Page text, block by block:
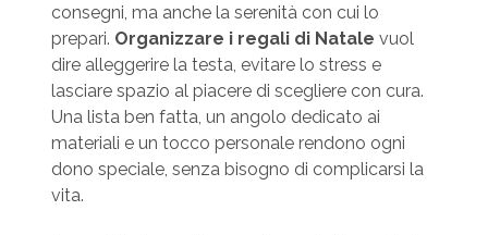
consegni, ma anche la serenità con cui lo
prepari. Organizzare i regali di Natale vuol
dire alleggerire la testa, evitare lo stress e
lasciare spazio al piacere di scegliere con cura.
Una lista ben fatta, un angolo dedicato ai
materiali e un tocco personale rendono ogni
dono speciale, senza bisogno di complicarsi la
vita.